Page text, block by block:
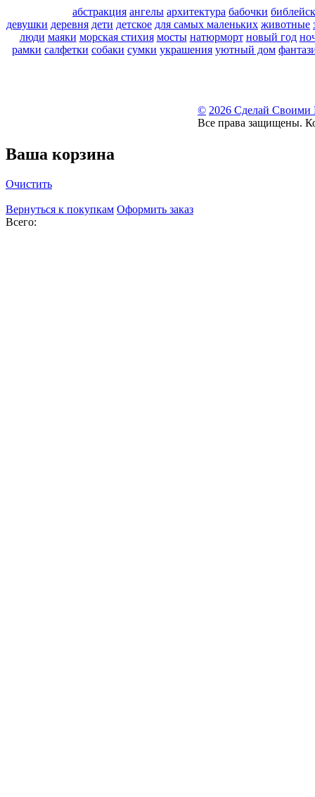
абстракция ангелы архитектура бабочки
девушки деревня дети детское для самых маленьких животные
люди маяки морская стихия мосты натюрморт новый год
рамки салфетки собаки сумки украшения уютный дом
© 2026 Сделай Своими
Все права защищены.
Ваша корзина
Очистить
Вернуться к покупкам Оформить заказ
Всего: